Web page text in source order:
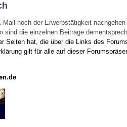
noch der Erwerbstätigkeit
die einzelnen Beiträge
Seiten hat, die über die Links des
gilt für alle auf dieser